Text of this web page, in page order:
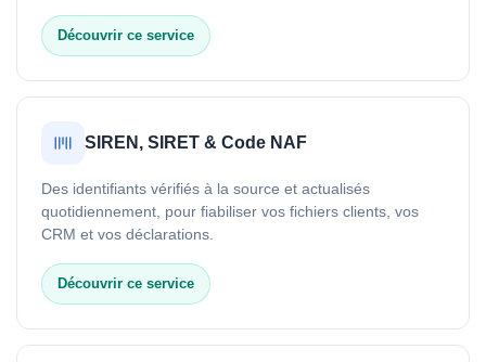
Découvrir ce service
SIREN, SIRET & Code NAF
Des identifiants vérifiés à la source et actualisés
quotidiennement, pour fiabiliser vos fichiers clients, vos
CRM et vos déclarations.
Découvrir ce service